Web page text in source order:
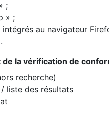
;
» ;
au navigateur
de la vérification de
recherche)
/ liste des résultats